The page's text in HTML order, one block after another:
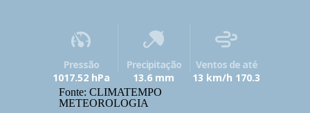
Pressão
1017.52 hPa
Precipitação
13.6 mm
Ventos de até
13 km/h 170.3
Fonte: CLIMATEMPO
METEOROLOGIA